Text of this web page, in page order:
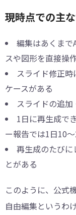
現時点での主
編集はあくまで
スや図形を直接操
スライド修正
ケースがある
スライドの追
1日に再生成で
ー報告では1日10～
再生成のたび
とがある
このように、公式
自由編集というわ